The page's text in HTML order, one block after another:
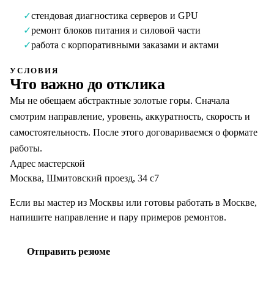
✓стендовая диагностика серверов и GPU
✓ремонт блоков питания и силовой части
✓работа с корпоративными заказами и актами
УСЛОВИЯ
Что важно до отклика
Мы не обещаем абстрактные золотые горы. Сначала
смотрим направление, уровень, аккуратность, скорость и
самостоятельность. После этого договариваемся о формате
работы.
Адрес мастерской
Москва, Шмитовский проезд, 34 с7
Если вы мастер из Москвы или готовы работать в Москве,
напишите направление и пару примеров ремонтов.
Отправить резюме